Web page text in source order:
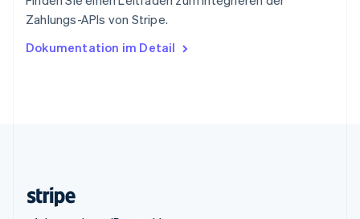
Zahlungs-APIs von Stripe.
Dokumentation im Detail
Tschechische Republik
English
English